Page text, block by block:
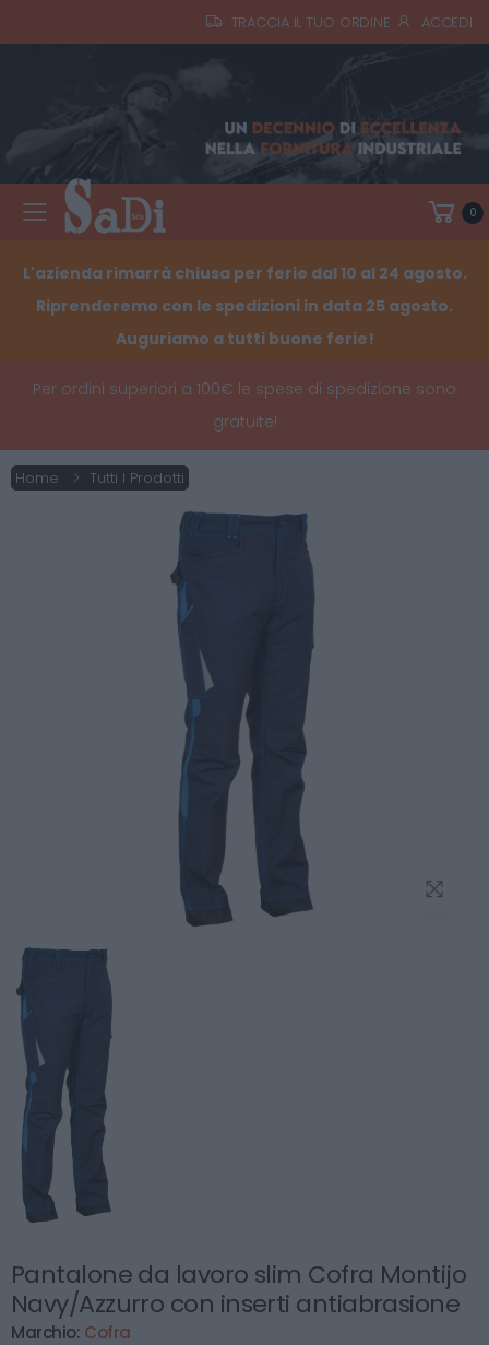
TRACCIA IL TUO ORDINE ACCEDI
Toggle mobile menu 0
L'azienda rimarrà chiusa per ferie dal 10 al 24 agosto.
Riprenderemo con le spedizioni in data 25 agosto.
Auguriamo a tutti buone ferie!
Per ordini superiori a 100€ le spese di spedizione sono
gratuite!
Home Tutti I Prodotti
Pantalone da lavoro slim Cofra Montijo
Navy/Azzurro con inserti antiabrasione
Marchio: Cofra